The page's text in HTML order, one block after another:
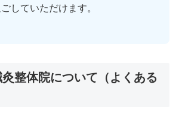
していただけます。
灸整体院について（よくある